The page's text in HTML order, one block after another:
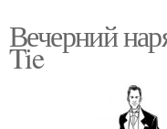
Вечерний
Tie